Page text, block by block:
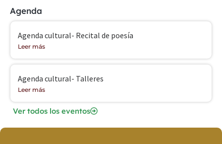
Agenda
Agenda cultural- Recital de poesía
Leer más
Agenda cultural- Talleres
Leer más
Ver todos los eventos